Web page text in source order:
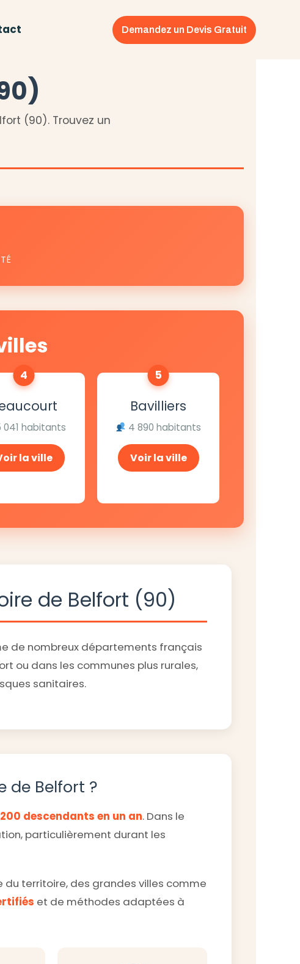
Demandez un Devis Gratuit
(90). Trouvez un
4
041 habitants
la ville
5
Bavilliers
4 890 habitants
Voir la ville
de Belfort (90)
de nombreux départements français
ou dans les communes plus rurales,
sanitaires.
de Belfort ?
descendants en un an. Dans le
particulièrement durant les
territoire, des grandes villes comme
et de méthodes adaptées à